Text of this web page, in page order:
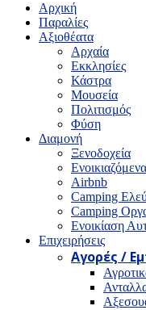
Αρχική
Παραλίες
Αξιοθέατα
Αρχαία
Εκκλησίες
Κάστρα
Μουσεία
Πολιτισμός
Φύση
Διαμονή
Ξενοδοχεία
Airbnb
Camping
Camping
Ενοικίαση
Επιχειρήσεις
Αγορές /